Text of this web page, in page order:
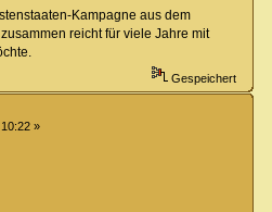
Kampagne aus dem
reicht für viele Jahre mit
Gespeichert
»